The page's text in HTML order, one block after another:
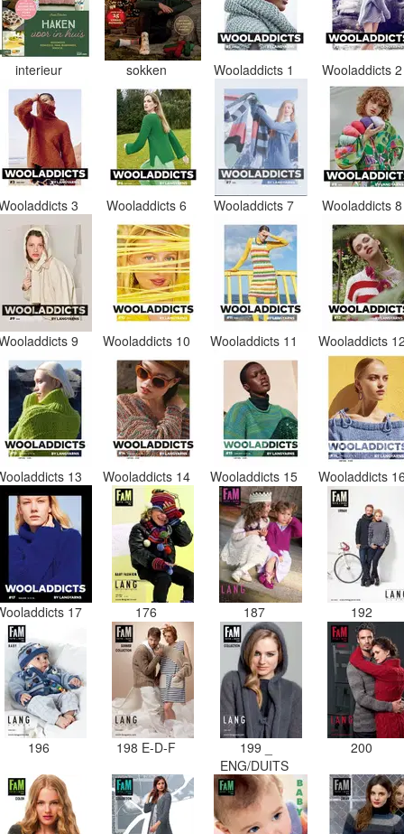
interieur sokken Wooladdicts 1 Wooladdicts
3 Wooladdicts 6 Wooladdicts 7 Wooladdicts
9 Wooladdicts 10 Wooladdicts 11 Wooladdicts
13 Wooladdicts 14 Wooladdicts 15 Wooladdicts
17 176 187 192
196 198 E-D-F
199 _
ENG/DUITS
200